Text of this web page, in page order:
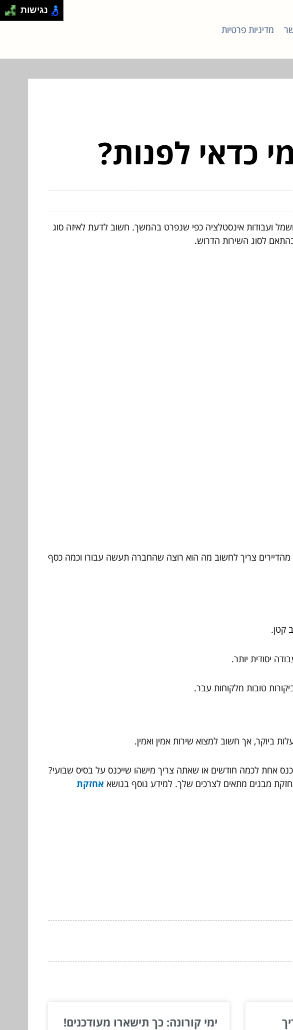
מדיניות פרטיות
כדאי לפנות?
ועבודות אינסטלציה כפי שנפרט בהמשך. חשוב לדעת לאיזה סוג
בהתאם לסוג השירות הדרוש.
צריך לחשוב מה הוא רוצה שהחברה תעשה עבורו וכמה כסף
קטן.
יסודית יותר.
טובות מלקוחות עבר.
ביוקר, אך חשוב למצוא שירות אמין ואמין.
אחת לכמה חודשים או שאתה צריך מישהו שייכנס על בסיס שבועי?
מבנים מתאים לצרכים שלך. למידע נוסף בנושא אחזקת
ימי קורונה: כך תישארו מעודכנים!
נגישות